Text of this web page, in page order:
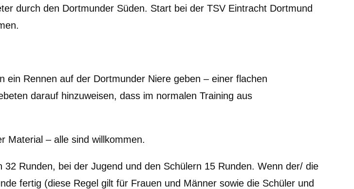
durch den Dortmunder Süden. Start bei der TSV Eintracht Dortmund
Rennen auf der Dortmunder Niere geben – einer flachen
darauf hinzuweisen, dass im normalen Training aus
Material – alle sind willkommen.
Runden, bei der Jugend und den Schülern 15 Runden. Wenn der/ die
fertig (diese Regel gilt für Frauen und Männer sowie die Schüler und